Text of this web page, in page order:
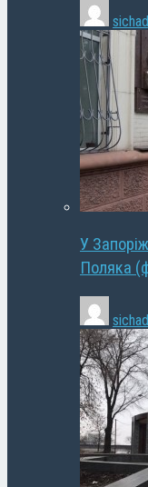
У
Поляка